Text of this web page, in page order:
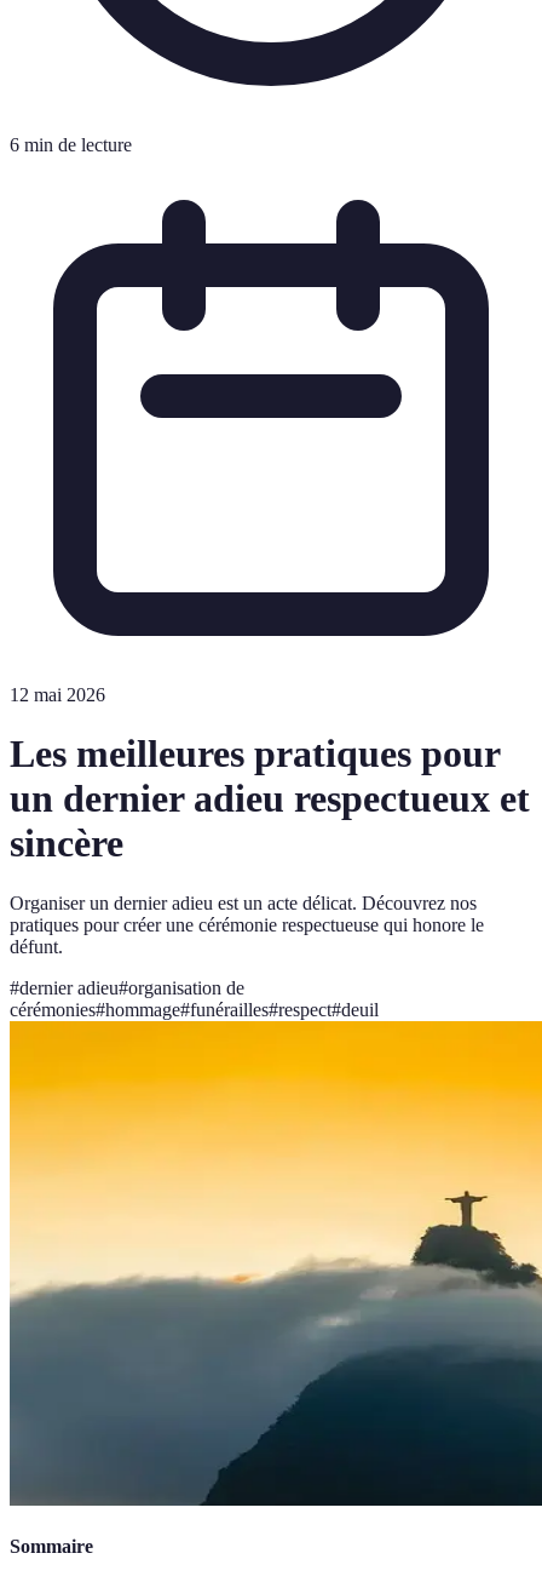
6 min de lecture
12 mai 2026
Les meilleures pratiques pour
un dernier adieu respectueux et
sincère
Organiser un dernier adieu est un acte délicat. Découvrez nos
pratiques pour créer une cérémonie respectueuse qui honore le
défunt.
#dernier adieu#organisation de
cérémonies#hommage#funérailles#respect#deuil
Sommaire